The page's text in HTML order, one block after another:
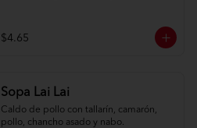
$4.65
Sopa Lai Lai
Caldo de pollo con tallarín, camarón,
pollo, chancho asado y nabo.